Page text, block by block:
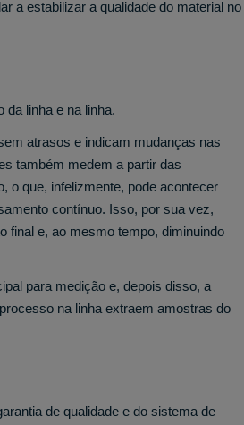
a estabilizar a qualidade do material no
da linha e na linha.
atrasos e indicam mudanças nas
também medem a partir das
o que, infelizmente, pode acontecer
contínuo. Isso, por sua vez,
final e, ao mesmo tempo, diminuindo
para medição e, depois disso, a
na linha extraem amostras do
de qualidade e do sistema de